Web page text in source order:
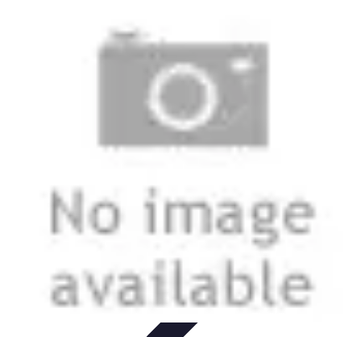
Pianificazione ViaggiSicurezza e Preparazione
Consigli di ViaggioTendenze